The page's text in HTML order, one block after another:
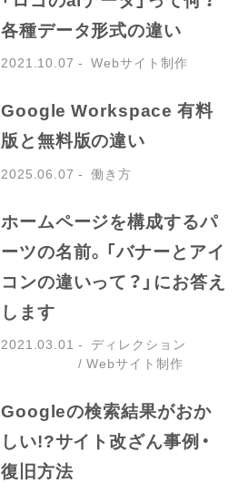
各種データ形式の違い
2021.10.07 Webサイト制作
Google Workspace 有料
版と無料版の違い
2025.06.07 働き方
ホームページを構成するパ
ーツの名前。「バナーとアイ
コンの違いって？」にお答え
します
2021.03.01
ディレクション
Webサイト制作
Googleの検索結果がおか
しい!?サイト改ざん事例・
復旧方法